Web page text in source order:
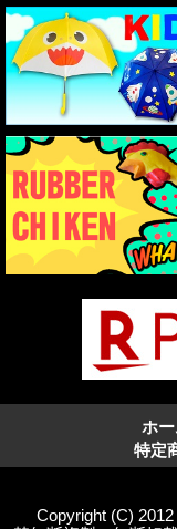
ホ
特定
Copyright (C)